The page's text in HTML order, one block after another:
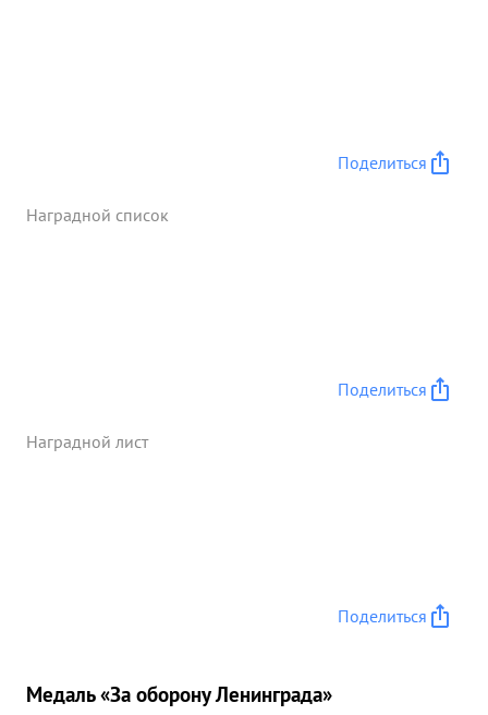
Поделиться
Наградной список
Поделиться
Наградной лист
Поделиться
Медаль «За оборону Ленинграда»